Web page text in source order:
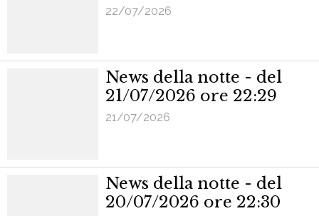
22/07/2026
News della notte - del
21/07/2026 ore 22:29
21/07/2026
News della notte - del
20/07/2026 ore 22:30